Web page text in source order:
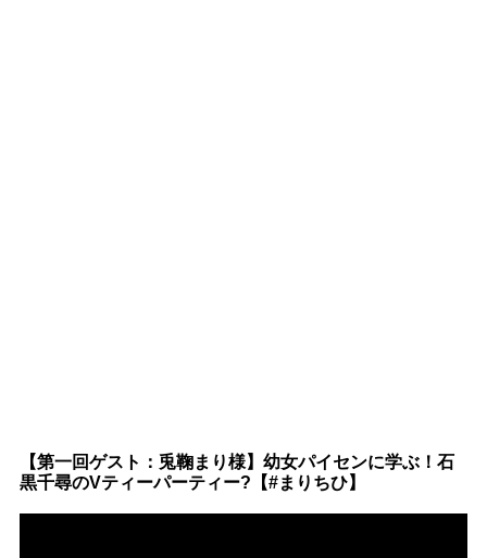
【第一回ゲスト：兎鞠まり様】幼女パイセンに学ぶ！石
黒千尋のVティーパーティー?【#まりちひ】